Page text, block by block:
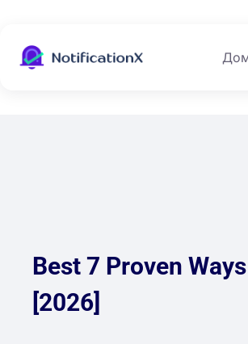
Best 7 Proven
[2026]